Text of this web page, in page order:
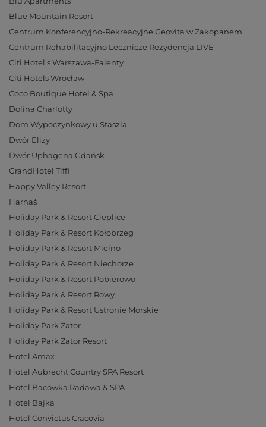
Blue Mountain Resort
Centrum Konferencyjno-Rekreacyjne Geovita w Zakopanem
Centrum Rehabilitacyjno Lecznicze Rezydencja LIVE
Citi Hotel's Warszawa-Falenty
Citi Hotels Wrocław
Coco Boutique Hotel & Spa
Dolina Charlotty
Dom Wypoczynkowy u Staszla
Dwór Elizy
Dwór Uphagena Gdańsk
GrandHotel Tiffi
Happy Valley Resort
Harnaś
Holiday Park & Resort Cieplice
Holiday Park & Resort Kołobrzeg
Holiday Park & Resort Mielno
Holiday Park & Resort Niechorze
Holiday Park & Resort Pobierowo
Holiday Park & Resort Rowy
Holiday Park & Resort Ustronie Morskie
Holiday Park Zator
Holiday Park Zator Resort
Hotel Amax
Hotel Aubrecht Country SPA Resort
Hotel Bacówka Radawa & SPA
Hotel Bajka
Hotel Convictus Cracovia